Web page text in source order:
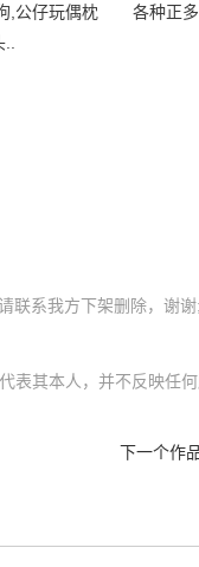
,公仔玩偶枕
各种正
表其本人，并不反映任
下一个作品